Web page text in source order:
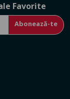
Favorite
Abonează-te